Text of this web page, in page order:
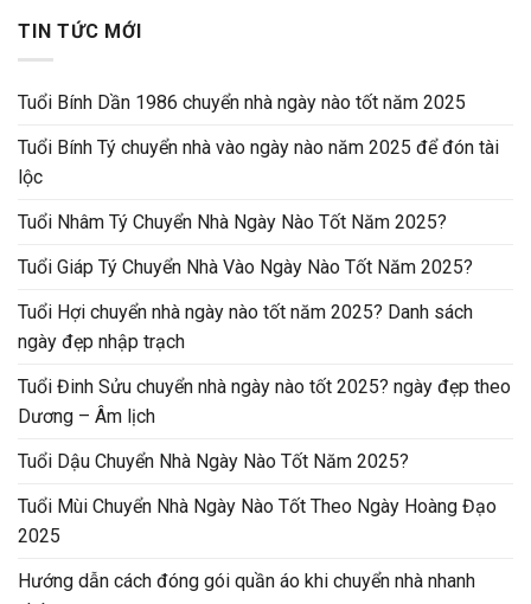
TIN TỨC MỚI
Tuổi Bính Dần 1986 chuyển nhà ngày nào tốt năm 2025
Tuổi Bính Tý chuyển nhà vào ngày nào năm 2025 để đón tài
lộc
Tuổi Nhâm Tý Chuyển Nhà Ngày Nào Tốt Năm 2025?
Tuổi Giáp Tý Chuyển Nhà Vào Ngày Nào Tốt Năm 2025?
Tuổi Hợi chuyển nhà ngày nào tốt năm 2025? Danh sách
ngày đẹp nhập trạch
Tuổi Đinh Sửu chuyển nhà ngày nào tốt 2025? ngày đẹp theo
Dương – Âm lịch
Tuổi Dậu Chuyển Nhà Ngày Nào Tốt Năm 2025?
Tuổi Mùi Chuyển Nhà Ngày Nào Tốt Theo Ngày Hoàng Đạo
2025
Hướng dẫn cách đóng gói quần áo khi chuyển nhà nhanh